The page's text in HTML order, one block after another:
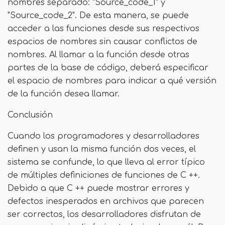
nombres separado: "Source_code_1" y
"Source_code_2". De esta manera, se puede
acceder a las funciones desde sus respectivos
espacios de nombres sin causar conflictos de
nombres. Al llamar a la función desde otras
partes de la base de código, deberá especificar
el espacio de nombres para indicar a qué versión
de la función desea llamar.
Conclusión
Cuando los programadores y desarrolladores
definen y usan la misma función dos veces, el
sistema se confunde, lo que lleva al error típico
de múltiples definiciones de funciones de C ++.
Debido a que C ++ puede mostrar errores y
defectos inesperados en archivos que parecen
ser correctos, los desarrolladores disfrutan de